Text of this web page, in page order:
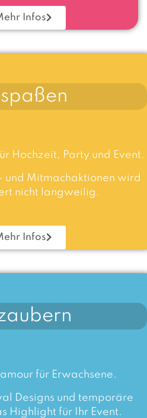
Hochzeit, Party und Event.
und Mitmachaktionen wird
nicht langweilig.
Infos
für Erwachsene.
Designs und temporäre
Highlight für Ihr Event.
Infos